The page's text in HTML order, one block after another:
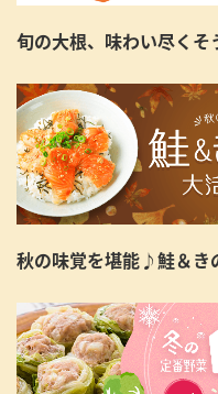
旬の大根、味わい尽く
秋の味覚を堪能♪鮭＆き